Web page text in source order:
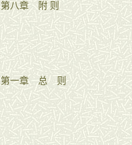
第八章 附 则
第一章 总 则